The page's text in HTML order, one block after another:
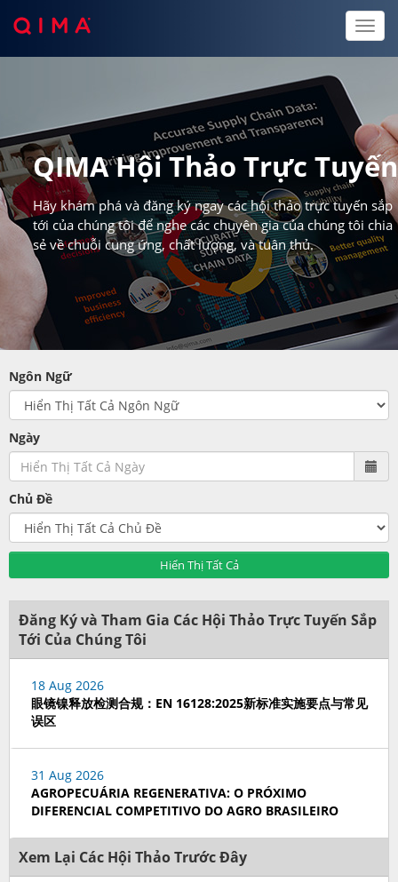
Toggle
QIMA Hội Thảo Trực Tuyến
Hãy khám phá và đăng ký ngay các hội thảo trực tuyến sắp
tới của chúng tôi để nghe các chuyên gia của chúng tôi chia
sẻ về chuỗi cung ứng, chất lượng, và tuân thủ.
Ngôn Ngữ
Ngày
Chủ Đề
Hiển Thị Tất Cả
Đăng Ký và Tham Gia Các Hội Thảo Trực Tuyến Sắp
Tới Của Chúng Tôi
18 Aug 2026
眼镜镍释放检测合规：EN 16128:2025新标准实施要点与常见
误区
31 Aug 2026
AGROPECUÁRIA REGENERATIVA: O PRÓXIMO
DIFERENCIAL COMPETITIVO DO AGRO BRASILEIRO
Xem Lại Các Hội Thảo Trước Đây